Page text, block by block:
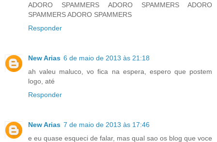
ADORO SPAMMERS ADORO SPAMMERS ADORO
SPAMMERS ADORO SPAMMERS
Responder
New Arias 6 de maio de 2013 às 21:18
ah valeu maluco, vo fica na espera, espero que postem
logo, até
Responder
New Arias 7 de maio de 2013 às 17:46
e eu quase esqueci de falar, mas qual sao os blog que voce